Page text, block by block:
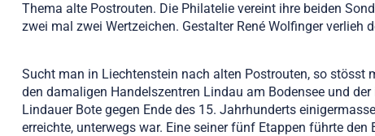
Thema alte Postrouten. Die Philatelie vereint ihre beiden
zwei mal zwei Wertzeichen. Gestalter René Wolfinger
Sucht man in Liechtenstein nach alten Postrouten, so stösst
den damaligen Handelszentren Lindau am Bodensee und
Lindauer Bote gegen Ende des 15. Jahrhunderts
erreichte, unterwegs war. Eine seiner fünf Etappen führte